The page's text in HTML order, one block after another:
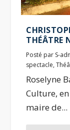
THÉÂTRE
Posté par S-
spectacle,
Roselyne
Culture,
maire de...